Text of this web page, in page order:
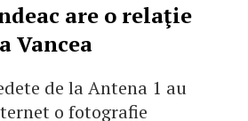
are o relaţie
Vancea
de la Antena 1 au
o fotografie